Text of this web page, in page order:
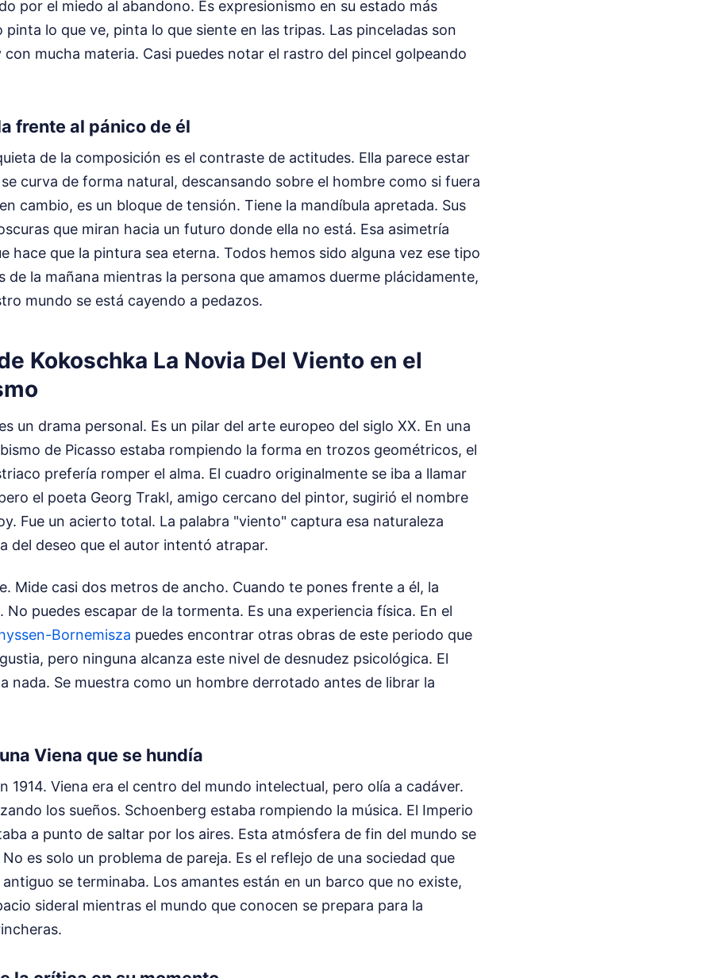
por el miedo al abandono. Es expresionismo en su estado más
pinta lo que ve, pinta lo que siente en las tripas. Las pinceladas son
con mucha materia. Casi puedes notar el rastro del pincel golpeando
frente al pánico de él
de la composición es el contraste de actitudes. Ella parece estar
curva de forma natural, descansando sobre el hombre como si fuera
cambio, es un bloque de tensión. Tiene la mandíbula apretada. Sus
que miran hacia un futuro donde ella no está. Esa asimetría
hace que la pintura sea eterna. Todos hemos sido alguna vez ese tipo
de la mañana mientras la persona que amamos duerme plácidamente,
mundo se está cayendo a pedazos.
Kokoschka La Novia Del Viento en el
un drama personal. Es un pilar del arte europeo del siglo XX. En una
de Picasso estaba rompiendo la forma en trozos geométricos, el
prefería romper el alma. El cuadro originalmente se iba a llamar
el poeta Georg Trakl, amigo cercano del pintor, sugirió el nombre
Fue un acierto total. La palabra "viento" captura esa naturaleza
del deseo que el autor intentó atrapar.
Mide casi dos metros de ancho. Cuando te pones frente a él, la
No puedes escapar de la tormenta. Es una experiencia física. En el
Bornemisza puedes encontrar otras obras de este periodo que
pero ninguna alcanza este nivel de desnudez psicológica. El
nada. Se muestra como un hombre derrotado antes de librar la
Viena que se hundía
1914. Viena era el centro del mundo intelectual, pero olía a cadáver.
los sueños. Schoenberg estaba rompiendo la música. El Imperio
a punto de saltar por los aires. Esta atmósfera de fin del mundo se
es solo un problema de pareja. Es el reflejo de una sociedad que
se terminaba. Los amantes están en un barco que no existe,
sideral mientras el mundo que conocen se prepara para la